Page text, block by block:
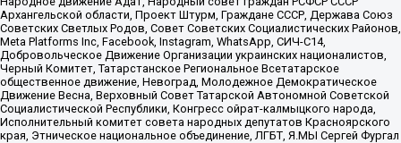
Архангельской области, Проект Штурм, Граждане СССР, Держава Союз
Советских Светлых Родов, Совет Советских Социалистических Районов,
Meta Platforms Inc, Facebook, Instagram, WhatsApp, СИЧ-С14,
Добровольческое Движение Организации украинских националистов,
Черный Комитет, Татарстанское Региональное Всетатарское
общественное движение, Невоград, Молодежное Демократическое
Движение Весна, Верховный Совет Татарской Автономной Советской
Социалистической Республики, Конгресс ойрат-калмыцкого народа,
Исполнительный комитет совета народных депутатов Красноярского
края, Этническое национальное объединение, ЛГБТ, Я.МЫ Сергей Фургал